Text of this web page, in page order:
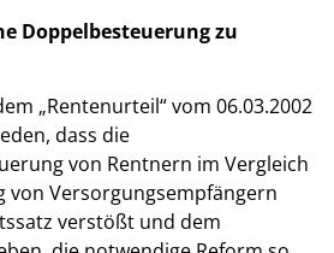
Doppelbesteuerung zu
„Rentenurteil“ vom 06.03.2002
dass die
von Rentnern im Vergleich
von Versorgungsempfängern
verstößt und dem